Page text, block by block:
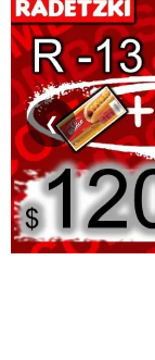
❮